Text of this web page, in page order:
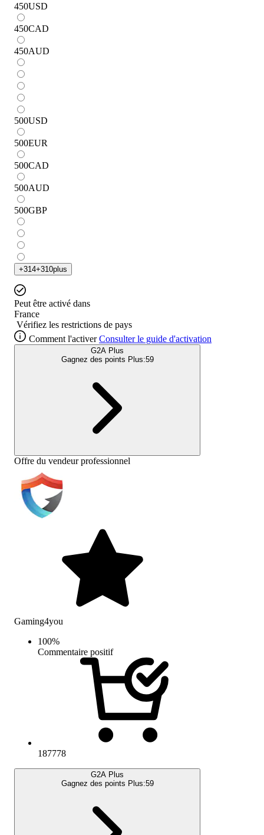
450USD
450CAD
450AUD
500USD
500EUR
500CAD
500AUD
500GBP
+314+310plus
Peut être activé dans
France
Vérifiez les restrictions de pays
Comment l'activer Consulter le guide d'activation
G2A Plus
Gagnez des points Plus:59
Offre du vendeur professionnel
Gaming4you
100%
Commentaire positif
187778
G2A Plus
Gagnez des points Plus:59